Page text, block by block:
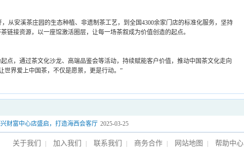
从安溪茶庄园的生态种植、非遗制茶工艺，到全国4300余家门店的标准化服务，坚持
链接资源，以一座馆激活圈层，让每一场茶叙成为价值创造的起点。
点，通过茶文化沙龙、高端品鉴会等活动，持续赋能客户价值，推动中国茶文化走向
世界爱上中国茶，不仅是愿景，更是行动。”
财富中心店盛启，打造海西会客厅 2025-03-25
关于我们 加入我们 联系我们 商务合作 网站地图 帮助中心